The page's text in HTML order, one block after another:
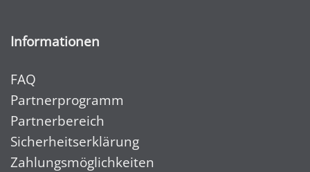
Informationen
FAQ
Partnerprogramm
Partnerbereich
Sicherheitserklärung
Zahlungsmöglichkeiten